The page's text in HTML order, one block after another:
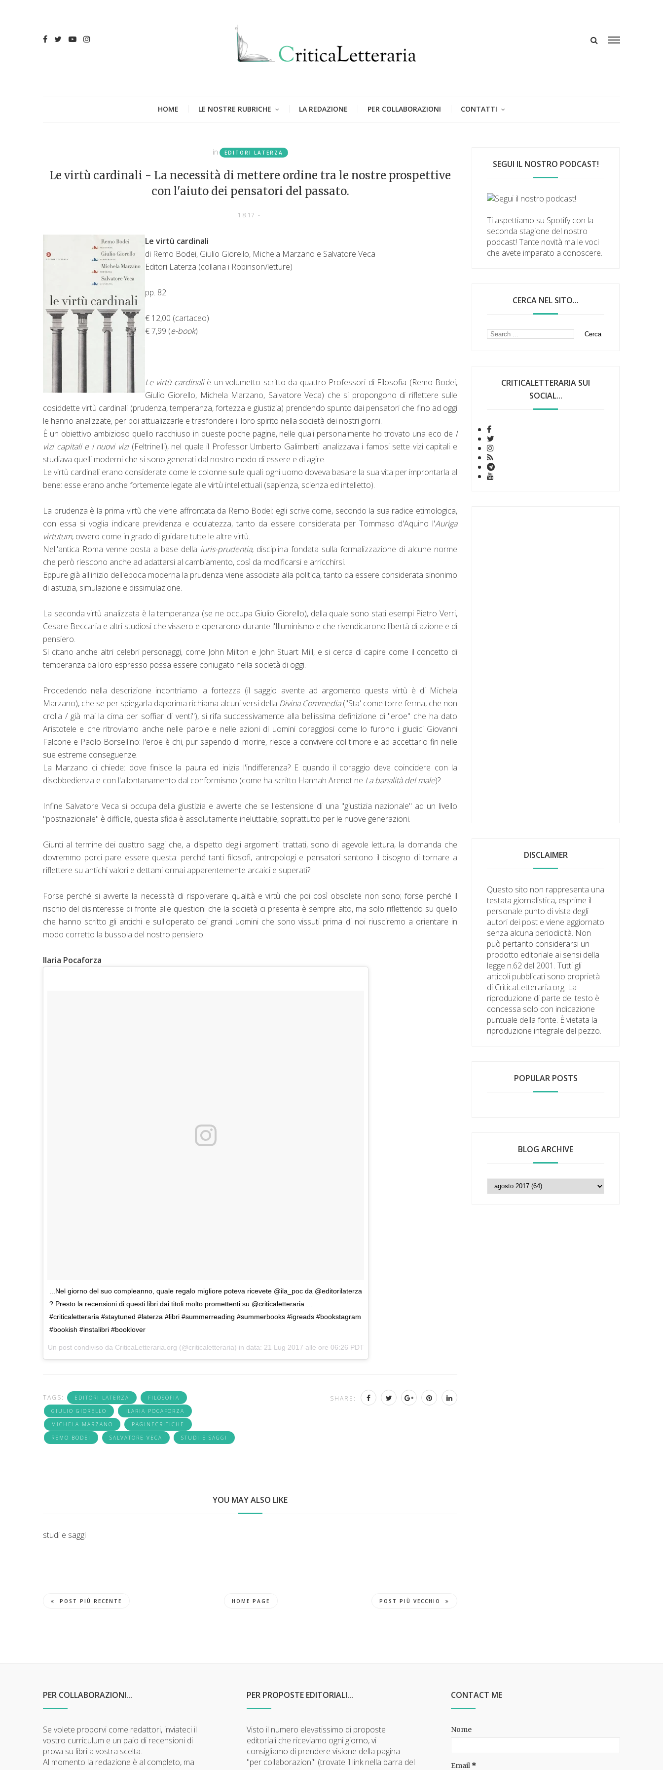
HOME LE NOSTRE RUBRICHE LA REDAZIONE PER COLLABORAZIONI CONTATTI
in EDITORI LATERZA
Le virtù cardinali - La necessità di mettere ordine tra le nostre prospettive
con l'aiuto dei pensatori del passato.
1.8.17 -
Le virtù cardinali
di Remo Bodei, Giulio Giorello, Michela Marzano e Salvatore Veca
Editori Laterza (collana i Robinson/letture)
pp. 82
€ 12,00 (cartaceo)
€ 7,99 (e-book)
Le virtù cardinali è un volumetto scritto da quattro Professori di Filosofia (Remo Bodei,
Giulio Giorello, Michela Marzano, Salvatore Veca) che si propongono di riflettere sulle
cosiddette virtù cardinali (prudenza, temperanza, fortezza e giustizia) prendendo spunto dai pensatori che fino ad oggi
le hanno analizzate, per poi attualizzarle e trasfondere il loro spirito nella società dei nostri giorni.
È un obiettivo ambizioso quello racchiuso in queste poche pagine, nelle quali personalmente ho trovato una eco de I
vizi capitali e i nuovi vizi (Feltrinelli), nel quale il Professor Umberto Galimberti analizzava i famosi sette vizi capitali e
studiava quelli moderni che si sono generati dal nostro modo di essere e di agire.
Le virtù cardinali erano considerate come le colonne sulle quali ogni uomo doveva basare la sua vita per improntarla al
bene: esse erano anche fortemente legate alle virtù intellettuali (sapienza, scienza ed intelletto).
La prudenza è la prima virtù che viene affrontata da Remo Bodei: egli scrive come, secondo la sua radice etimologica,
con essa si voglia indicare previdenza e oculatezza, tanto da essere considerata per Tommaso d'Aquino l'Auriga
virtutum, ovvero come in grado di guidare tutte le altre virtù.
Nell'antica Roma venne posta a base della iuris-prudentia, disciplina fondata sulla formalizzazione di alcune norme
che però riescono anche ad adattarsi al cambiamento, così da modificarsi e arricchirsi.
Eppure già all'inizio dell'epoca moderna la prudenza viene associata alla politica, tanto da essere considerata sinonimo
di astuzia, simulazione e dissimulazione.
La seconda virtù analizzata è la temperanza (se ne occupa Giulio Giorello), della quale sono stati esempi Pietro Verri,
Cesare Beccaria e altri studiosi che vissero e operarono durante l'Illuminismo e che rivendicarono libertà di azione e di
pensiero.
Si citano anche altri celebri personaggi, come John Milton e John Stuart Mill, e si cerca di capire come il concetto di
temperanza da loro espresso possa essere coniugato nella società di oggi.
Procedendo nella descrizione incontriamo la fortezza (il saggio avente ad argomento questa virtù è di Michela
Marzano), che se per spiegarla dapprima richiama alcuni versi della Divina Commedia("Sta' come torre ferma, che non
crolla / già mai la cima per soffiar di venti"), si rifa successivamente alla bellissima definizione di "eroe" che ha dato
Aristotele e che ritroviamo anche nelle parole e nelle azioni di uomini coraggiosi come lo furono i giudici Giovanni
Falcone e Paolo Borsellino: l'eroe è chi, pur sapendo di morire, riesce a convivere col timore e ad accettarlo fin nelle
sue estreme conseguenze.
La Marzano ci chiede: dove finisce la paura ed inizia l'indifferenza? E quando il coraggio deve coincidere con la
disobbedienza e con l'allontanamento dal conformismo (come ha scritto Hannah Arendt ne La banalità del male)?
Infine Salvatore Veca si occupa della giustizia e avverte che se l'estensione di una "giustizia nazionale" ad un livello
"postnazionale" è difficile, questa sfida è assolutamente ineluttabile, soprattutto per le nuove generazioni.
Giunti al termine dei quattro saggi che, a dispetto degli argomenti trattati, sono di agevole lettura, la domanda che
dovremmo porci pare essere questa: perché tanti filosofi, antropologi e pensatori sentono il bisogno di tornare a
riflettere su antichi valori e dettami ormai apparentemente arcaici e superati?
Forse perché si avverte la necessità di rispolverare qualità e virtù che poi così obsolete non sono; forse perché il
rischio del disinteresse di fronte alle questioni che la società ci presenta è sempre alto, ma solo riflettendo su quello
che hanno scritto gli antichi e sull'operato dei grandi uomini che sono vissuti prima di noi riusciremo a orientare in
modo corretto la bussola del nostro pensiero.
Ilaria Pocaforza
...Nel giorno del suo compleanno, quale regalo migliore poteva ricevete @ila_poc da @editorilaterza
? Presto la recensioni di questi libri dai titoli molto promettenti su @criticaletteraria ...
#criticaletteraria #staytuned #laterza #libri #summerreading #summerbooks #igreads #bookstagram
#bookish #instalibri #booklover
Un post condiviso da CriticaLetteraria.org (@criticaletteraria) in data: 21 Lug 2017 alle ore 06:26 PDT
TAGS: EDITORI LATERZA
FILOSOFIA
GIULIO GIORELLO
ILARIA POCAFORZA
MICHELA MARZANO
PAGINECRITICHE
REMO BODEI
SALVATORE VECA STUDI E SAGGI
SHARE:
YOU MAY ALSO LIKE
studi e saggi
POST PIÙ RECENTE HOME PAGE POST PIÙ VECCHIO
SEGUI IL NOSTRO PODCAST!
Ti aspettiamo su Spotify con la
seconda stagione del nostro
podcast! Tante novità ma le voci
che avete imparato a conoscere.
CERCA NEL SITO...
CRITICALETTERARIA SUI
SOCIAL...
DISCLAIMER
Questo sito non rappresenta una
testata giornalistica, esprime il
personale punto di vista degli
autori dei post e viene aggiornato
senza alcuna periodicità. Non
può pertanto considerarsi un
prodotto editoriale ai sensi della
legge n.62 del 2001. Tutti gli
articoli pubblicati sono proprietà
di CriticaLetteraria.org. La
riproduzione di parte del testo è
concessa solo con indicazione
puntuale della fonte. È vietata la
riproduzione integrale del pezzo.
POPULAR POSTS
BLOG ARCHIVE
PER COLLABORAZIONI...
Se volete proporvi come redattori, inviateci il
vostro curriculum e un paio di recensioni di
prova su libri a vostra scelta.
Al momento la redazione è al completo, ma
PER PROPOSTE EDITORIALI...
Visto il numero elevatissimo di proposte
editoriali che riceviamo ogni giorno, vi
consigliamo di prendere visione della pagina
"per collaborazioni" (trovate il link nella barra del
CONTACT ME
Nome
Email *